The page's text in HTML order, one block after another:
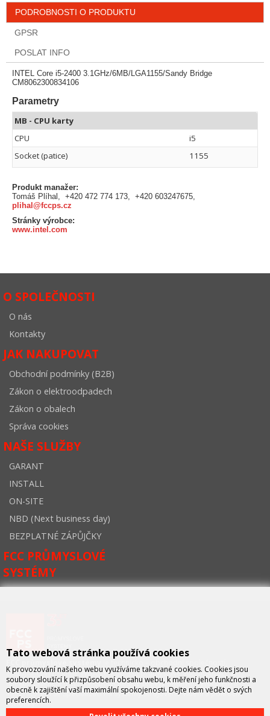
PODROBNOSTI O PRODUKTU
GPSR
POSLAT INFO
INTEL Core i5-2400 3.1GHz/6MB/LGA1155/Sandy Bridge
CM8062300834106
Parametry
MB - CPU karty
CPU
i5
Socket (patice)
1155
Produkt manažer:
Tomáš Plíhal, +420 472 774 173, +420 603247675,
plihal@fccps.cz
Stránky výrobce:
www.intel.com
O SPOLEČNOSTI
O nás
Kontakty
JAK NAKUPOVAT
Obchodní podmínky (B2B)
Zákon o elektroodpadech
Zákon o obalech
Správa cookies
NAŠE SLUŽBY
GARANT
INSTALL
ON-SITE
NBD (Next business day)
BEZPLATNÉ ZÁPŮJČKY
FCC PRŮMYSLOVÉ
SYSTÉMY
zastupující významné výrobce v oblasti průmyslové automatizace a
telekomunikační techniky. Společnost je též významným vývojářem a
integrátorem se specializací na systémy strojového vidění a pokročilé
robotiky.
Tato webová stránka používá cookies
K provozování našeho webu využíváme takzvané cookies. Cookies jsou
soubory sloužící k přizpůsobení obsahu webu, k měření jeho funkčnosti a
obecně k zajištění vaší maximální spokojenosti. Dejte nám vědět o svých
preferencích.